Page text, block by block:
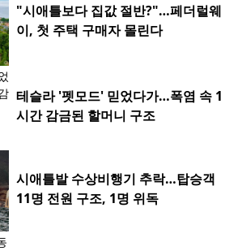
"시애틀보다 집값 절반?"…페더럴웨
이, 첫 주택 구매자 몰린다
테슬라 '펫모드' 믿었다가…폭염 속 1
시간 감금된 할머니 구조
시애틀발 수상비행기 추락…탑승객
11명 전원 구조, 1명 위독